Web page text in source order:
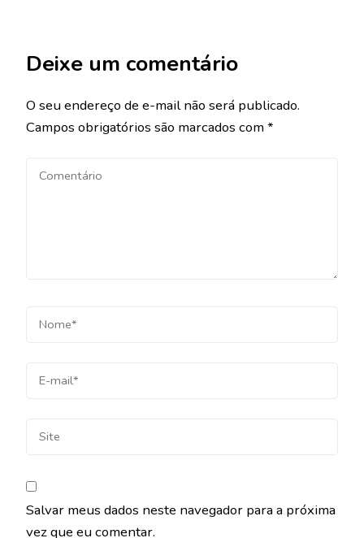
Deixe um comentário
O seu endereço de e-mail não será publicado.
Campos obrigatórios são marcados com*
Salvar meus dados neste navegador para a próxima
vez que eu comentar.